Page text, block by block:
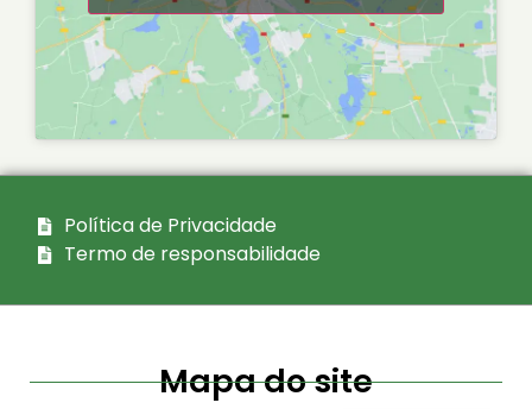
Política de Privacidade
Termo de responsabilidade
Mapa do site